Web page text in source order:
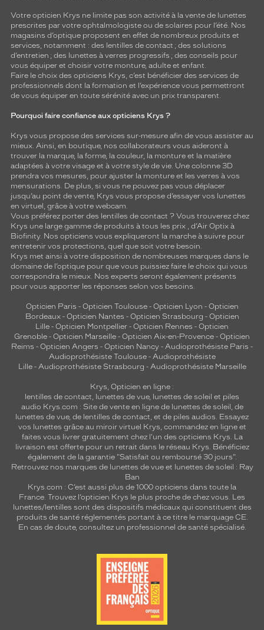
Votre opticien Krys ne limite pas son activité à la vente de lunettes
prescrites par votre ophtalmologiste ou de solaires pour l’été. Nos
magasins d’optique proposent en effet de nombreux produits et
services, notamment : des lentilles de contact ; des solutions
d’entretien ; des lunettes à verres progressifs ; des conseils pour
vous équiper et choisir votre monture, adulte et enfant.
Faire le choix des opticiens Krys, c’est bénéficier des services de
professionnels dont la formation et l’expérience vous permettront
de vous équiper en toute sérénité avec un prix transparent.
Pourquoi faire confiance aux opticiens Krys ?
Krys vous propose des services sur-mesure afin de vous assister au
mieux. Ainsi, en boutique, nos collaborateurs vous aideront à
trouver la marque, la forme, la couleur, la monture et la matière
adaptées à votre visage et à votre style de vie. Une colonne 3D
prendra vos mesures, pour ajuster la monture et les verres à vos
mensurations. De plus, si vous ne pouvez pas vous déplacer
jusqu’au point de vente, Krys vous propose d’essayer vos lunettes
en virtuel, grâce à votre webcam.
Vous préférez porter des lentilles de contact ? Vous trouverez chez
Krys une large gamme de produits à tous les prix , d’Air Optix à
Biofinity. Nos opticiens vous expliqueront la marche à suivre pour
entretenir vos protections, quel que soit votre besoin.
Krys met ainsi à votre disposition de nombreuses marques dans le
domaine de l’optique pour que vous puissiez faire le choix qui vous
correspondra le mieux. Nos experts seront également présents
pour vous apporter les réponses selon vos besoins.
Opticien Paris - Opticien Toulouse- Opticien Lyon - Opticien
Bordeaux- Opticien Nantes - Opticien Strasbourg - Opticien
Lille - Opticien Montpellier - Opticien Rennes - Opticien
Grenoble - Opticien Marseille - Opticien Aix-en-Provence - Opticien
Reims - Opticien Angers - Opticien Nancy - Audioprothésiste Paris -
Audioprothésiste Toulouse- Audioprothésiste
Lille- Audioprothésiste Strasbourg - Audioprothésiste Marseille
Krys, Opticien en ligne :
lentilles de contact, lunettes de vue, lunettes de soleil et piles
audio Krys.com : Site de vente en ligne de lunettes de soleil, de
lunettes de vue, de lentilles de contact, et de piles audios. Essayez
vos lunettes grâce au miroir virtuel Krys, commandez en ligne et
faites vous livrer gratuitement chez l'un des opticiens Krys. La
livraison est offerte pour un retrait dans le réseau Krys. Bénéficiez
également de la garantie "Satisfait ou remboursé 30 jours".
Retrouvez nos marques de lunettes de vue et lunettes de soleil : Ray
Ban
Krys.com : C’est aussi plus de 1000 opticiens dans toute la
France. Trouvez l’opticien Krys le plus proche de chez vous. Les
lunettes/lentilles sont des dispositifs médicaux qui constituent des
produits de santé réglementés portant à ce titre le marquage CE.
En cas de doute, consultez un professionnel de santé spécialisé.